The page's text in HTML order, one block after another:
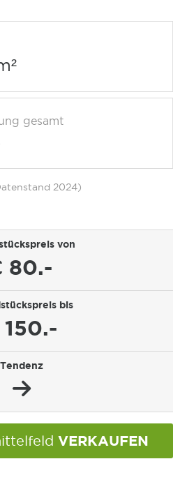
gesamt
2024)
von
80.-
bis
150.-
Tendenz
VERKAUFEN